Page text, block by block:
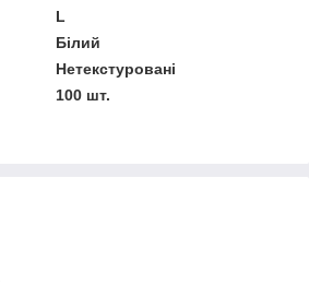
L
Білий
Нетекстуровані
100 шт.